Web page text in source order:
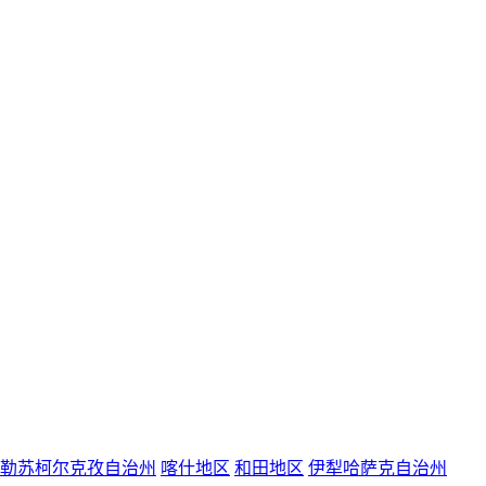
苏柯尔克孜自治州 喀什地区 和田地区 伊犁哈萨克自治州